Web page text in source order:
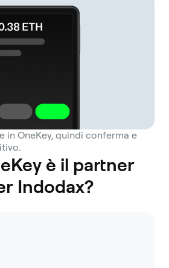
in OneKey, quindi conferma e
è il partner
Indodax?